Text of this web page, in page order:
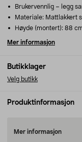
Butikklager
Velg butikk
Brukervennlig – legg
Materiale: Mattlakkert
Høyde (montert): 88
Mer informasjon
Produktinformasjon
Mer informasjon